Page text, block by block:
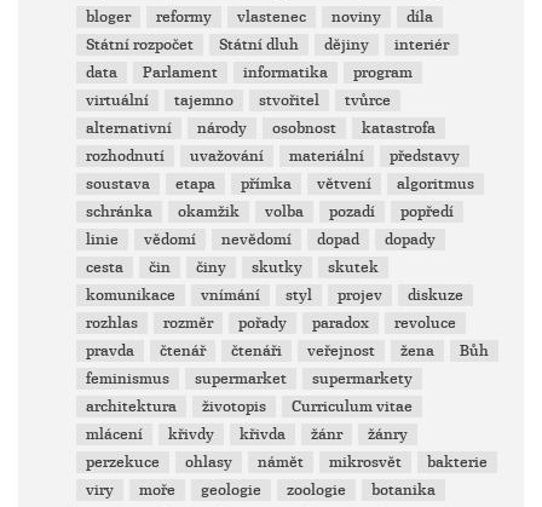
bloger
reformy vlastenec noviny
díla
Státní rozpočet
Státní dluh dějiny
interiér
data
Parlament informatika
program
virtuální
tajemno stvořitel
tvůrce
alternativní
národy osobnost
katastrofa
rozhodnutí
uvažování materiální
představy
soustava
etapa přímka větvení
algoritmus
schránka
okamžik volba pozadí
popředí
linie
vědomí nevědomí dopad
dopady
cesta
čin činy skutky
skutek
komunikace
vnímání styl projev
diskuze
rozhlas
rozměr pořady paradox
revoluce
pravda
čtenář čtenáři veřejnost žena
Bůh
feminismus
supermarket
supermarkety
architektura
životopis
Curriculum vitae
mlácení
křivdy křivda žánr
žánry
perzekuce
ohlasy námět mikrosvět
bakterie
viry
moře geologie zoologie
botanika